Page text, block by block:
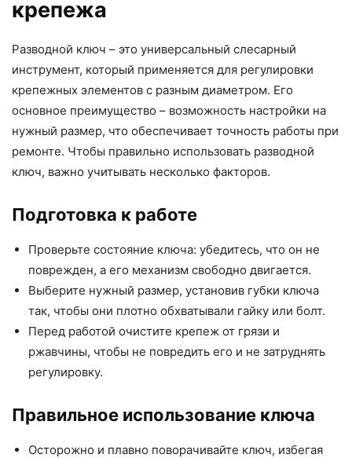
крепежа
Разводной ключ – это универсальный слесарный
инструмент, который применяется для регулировки
крепежных элементов с разным диаметром. Его
основное преимущество – возможность настройки на
нужный размер, что обеспечивает точность работы при
ремонте. Чтобы правильно использовать разводной
ключ, важно учитывать несколько факторов.
Подготовка к работе
Проверьте состояние ключа: убедитесь, что он не
поврежден, а его механизм свободно двигается.
Выберите нужный размер, установив губки ключа
так, чтобы они плотно обхватывали гайку или болт.
Перед работой очистите крепеж от грязи и
ржавчины, чтобы не повредить его и не затруднять
регулировку.
Правильное использование ключа
Осторожно и плавно поворачивайте ключ, избегая